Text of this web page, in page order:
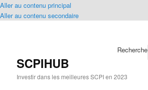
Aller au contenu principal
Aller au contenu secondaire
SCPIHUB
Investir dans les meilleures SCPI en 2023
Recherche